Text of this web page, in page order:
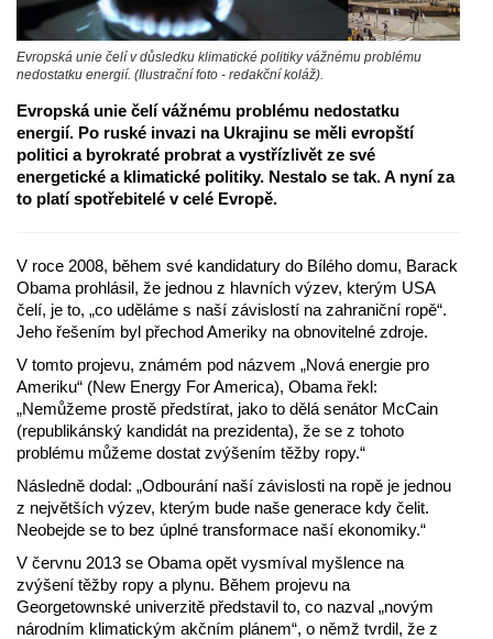
Evropská unie čelí v důsledku klimatické politiky vážnému problému
nedostatku energií. (Ilustrační foto - redakční koláž).
Evropská unie čelí vážnému problému nedostatku
energií. Po ruské invazi na Ukrajinu se měli evropští
politici a byrokraté probrat a vystřízlivět ze své
energetické a klimatické politiky. Nestalo se tak. A nyní za
to platí spotřebitelé v celé Evropě.
V roce 2008, během své kandidatury do Bílého domu, Barack
Obama prohlásil, že jednou z hlavních výzev, kterým USA
čelí, je to, „co uděláme s naší závislostí na zahraniční ropě“.
Jeho řešením byl přechod Ameriky na obnovitelné zdroje.
V tomto projevu, známém pod názvem „Nová energie pro
Ameriku“ (New Energy For America), Obama řekl:
„Nemůžeme prostě předstírat, jako to dělá senátor McCain
(republikánský kandidát na prezidenta), že se z tohoto
problému můžeme dostat zvýšením těžby ropy.“
Následně dodal: „Odbourání naší závislosti na ropě je jednou
z největších výzev, kterým bude naše generace kdy čelit.
Neobejde se to bez úplné transformace naší ekonomiky.“
V červnu 2013 se Obama opět vysmíval myšlence na
zvýšení těžby ropy a plynu. Během projevu na
Georgetownské univerzitě představil to, co nazval „novým
národním klimatickým akčním plánem“, o němž tvrdil, že z